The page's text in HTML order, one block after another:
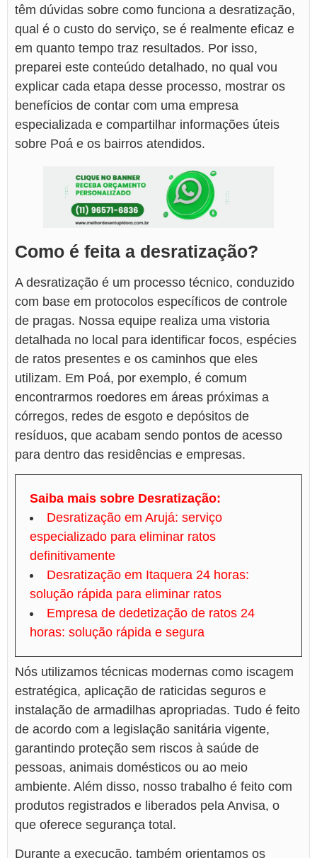
têm dúvidas sobre como funciona a desratização,
qual é o custo do serviço, se é realmente eficaz e
em quanto tempo traz resultados. Por isso,
preparei este conteúdo detalhado, no qual vou
explicar cada etapa desse processo, mostrar os
benefícios de contar com uma empresa
especializada e compartilhar informações úteis
sobre Poá e os bairros atendidos.
Como é feita a desratização?
A desratização é um processo técnico, conduzido
com base em protocolos específicos de controle
de pragas. Nossa equipe realiza uma vistoria
detalhada no local para identificar focos, espécies
de ratos presentes e os caminhos que eles
utilizam. Em Poá, por exemplo, é comum
encontrarmos roedores em áreas próximas a
córregos, redes de esgoto e depósitos de
resíduos, que acabam sendo pontos de acesso
para dentro das residências e empresas.
Saiba mais sobre Desratização:
Desratização em Arujá: serviço
especializado para eliminar ratos
definitivamente
Desratização em Itaquera 24 horas:
solução rápida para eliminar ratos
Empresa de dedetização de ratos 24
horas: solução rápida e segura
Nós utilizamos técnicas modernas como iscagem
estratégica, aplicação de raticidas seguros e
instalação de armadilhas apropriadas. Tudo é feito
de acordo com a legislação sanitária vigente,
garantindo proteção sem riscos à saúde de
pessoas, animais domésticos ou ao meio
ambiente. Além disso, nosso trabalho é feito com
produtos registrados e liberados pela Anvisa, o
que oferece segurança total.
Durante a execução, também orientamos os